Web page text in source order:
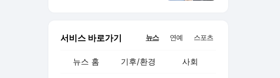
서비스 바로가기 뉴스 연예 스포츠
뉴스 홈 기후/환경 사회